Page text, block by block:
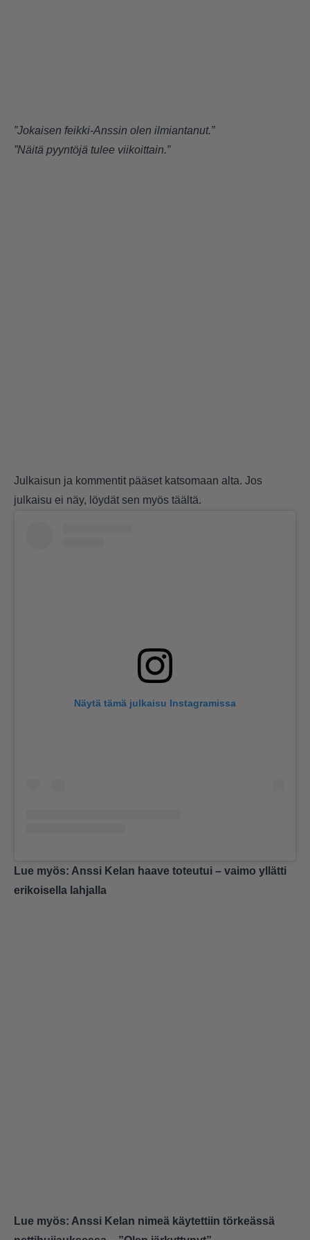
”Jokaisen feikki-Anssin olen ilmiantanut.”
”Näitä pyyntöjä tulee viikoittain.”
Julkaisun ja kommentit pääset katsomaan alta. Jos
julkaisu ei näy, löydät sen myös täältä.
Näytä tämä julkaisu Instagramissa
Lue myös: Anssi Kelan haave toteutui – vaimo yllätti
erikoisella lahjalla
Lue myös: Anssi Kelan nimeä käytettiin törkeässä